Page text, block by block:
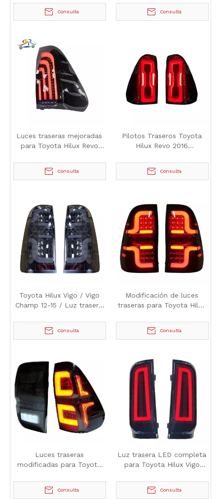
Consulta Consulta
Luces traseras mejoradas
para Toyota Hilux Revo
Consulta
Pilotos Traseros Toyota
Hilux Revo 2016
Consulta
Toyota Hilux Vigo / Vigo
Champ 12-15 / Luz trasera
barra de luces
Consulta
Modificación de luces
traseras para Toyota Hilux
Consulta
Luces traseras
modificadas para Toyota
Consulta
Luz trasera LED completa
para Toyota Hilux Vigo
Consulta